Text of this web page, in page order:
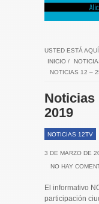
USTED ESTÁ
INICIO /
NOTICIAS 12 –
Noticias
2019
NOTICIAS 12TV
3 DE MARZO DE
NO HAY
El informativo
participación